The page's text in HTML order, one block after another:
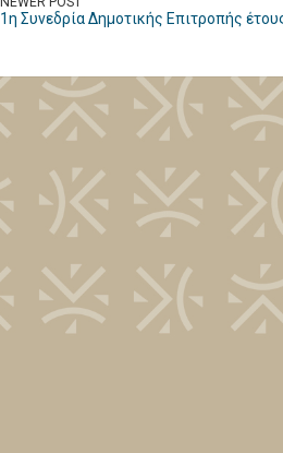
1η Συνεδρία Δημοτικής Επιτροπής